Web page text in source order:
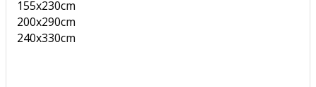
155x230cm
200x290cm
240x330cm